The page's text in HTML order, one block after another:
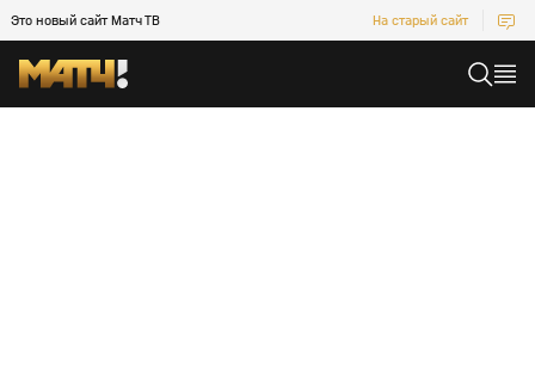
Это новый сайт Матч ТВ На старый сайт